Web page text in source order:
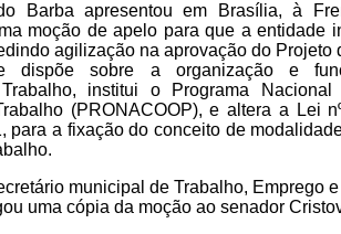
Barba apresentou em Brasília, à
moção de apelo para que a entidade
agilização na aprovação do Projeto
dispõe sobre a organização e
institui o Programa
(PRONACOOP), e altera a Lei
para a fixação do conceito de
municipal de Trabalho, Emprego
uma cópia da moção ao senador